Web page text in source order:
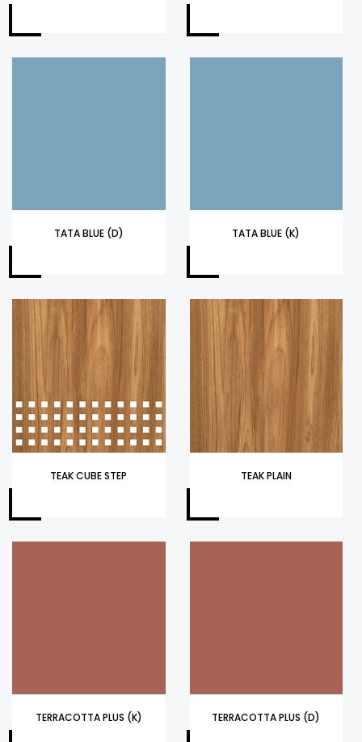
TATA BLUE (D) TATA BLUE (K)
TEAK CUBE STEP TEAK PLAIN
TERRACOTTA PLUS (K) TERRACOTTA PLUS (D)